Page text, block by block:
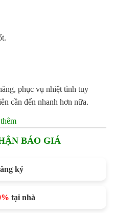
phục vụ nhiệt tình tuy
cần đến nhanh hơn nữa.
BÁO GIÁ
ký
tại nhà